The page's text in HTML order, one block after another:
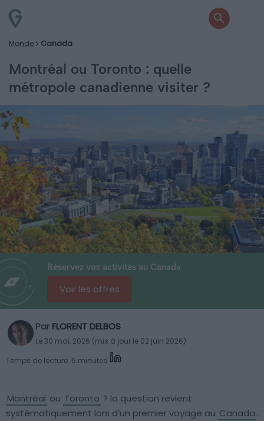
Monde Canada
Montréal ou Toronto : quelle
métropole canadienne visiter ?
Réservez vos activités au Canada
Voir les offres
Par FLORENT DELBOS
Le 30 mai, 2026 (mis à jour le 02 juin 2026)
Temps de lecture: 5 minutes
Montréal ou Toronto ? la question revient
systématiquement lors d’un premier voyage au Canada.